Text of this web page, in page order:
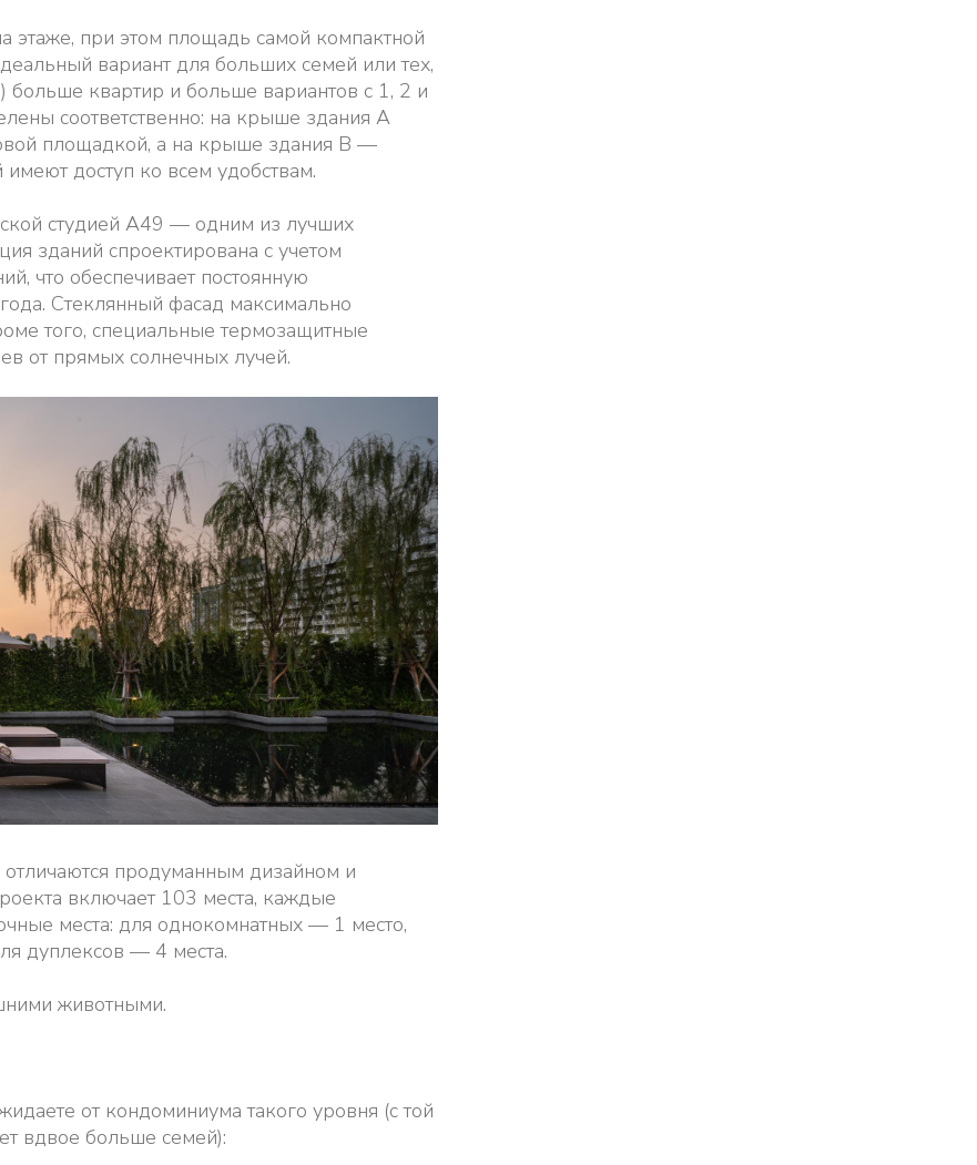
этаже, при этом площадь самой компактной
вариант для больших семей или тех,
больше квартир и больше вариантов с 1, 2 и
соответственно: на крыше здания A
площадкой, а на крыше здания B —
доступ ко всем удобствам.
студией A49 — одним из лучших
зданий спроектирована с учетом
что обеспечивает постоянную
Стеклянный фасад максимально
того, специальные термозащитные
от прямых солнечных лучей.
продуманным дизайном и
включает 103 места, каждые
места: для однокомнатных — 1 место,
дуплексов — 4 места.
животными.
от кондоминиума такого уровня (с той
вдвое больше семей):